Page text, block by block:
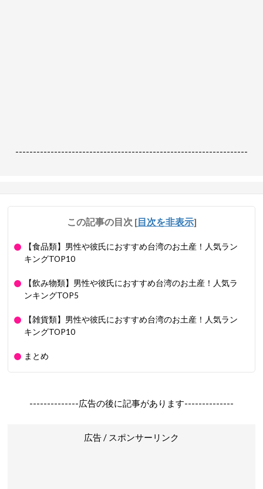
------------------------------------------------------------------
この記事の目次 [目次を非表示]
【食品類】男性や彼氏におすすめ台湾のお土産！人気ラン
キングTOP10
【飲み物類】男性や彼氏におすすめ台湾のお土産！人気ラ
ンキングTOP5
【雑貨類】男性や彼氏におすすめ台湾のお土産！人気ラン
キングTOP10
まとめ
--------------広告の後に記事があります--------------
広告 / スポンサーリンク